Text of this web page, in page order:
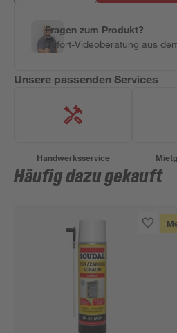
Fragen zum Produkt?
Sofort-Videoberatung aus
Unsere passenden Services
Handwerksservice
Häufig dazu gekauft